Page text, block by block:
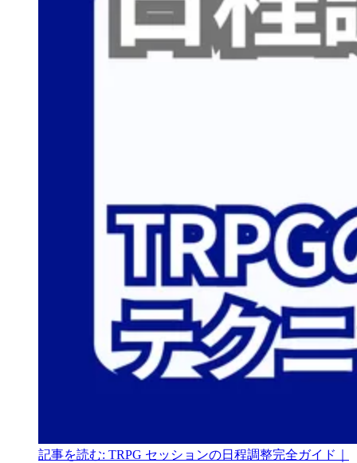
記事を読む: TRPG セッションの日程調整完全ガイド｜